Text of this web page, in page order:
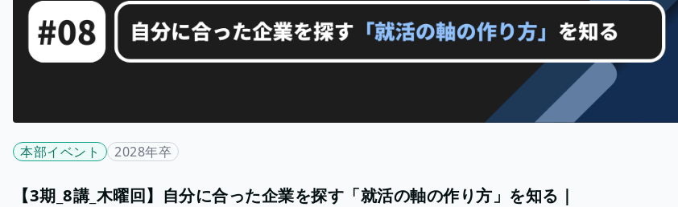
本部イベント 2028年卒
【3期_8講_木曜回】自分に合った企業を探す「就活の軸の作り方」を知る｜